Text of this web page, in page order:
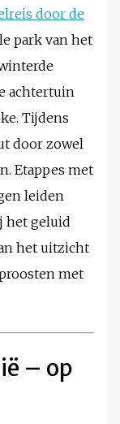
door de
park van het
achtertuin
Tijdens
door zowel
Etappes met
leiden
het geluid
het uitzicht
met
– op